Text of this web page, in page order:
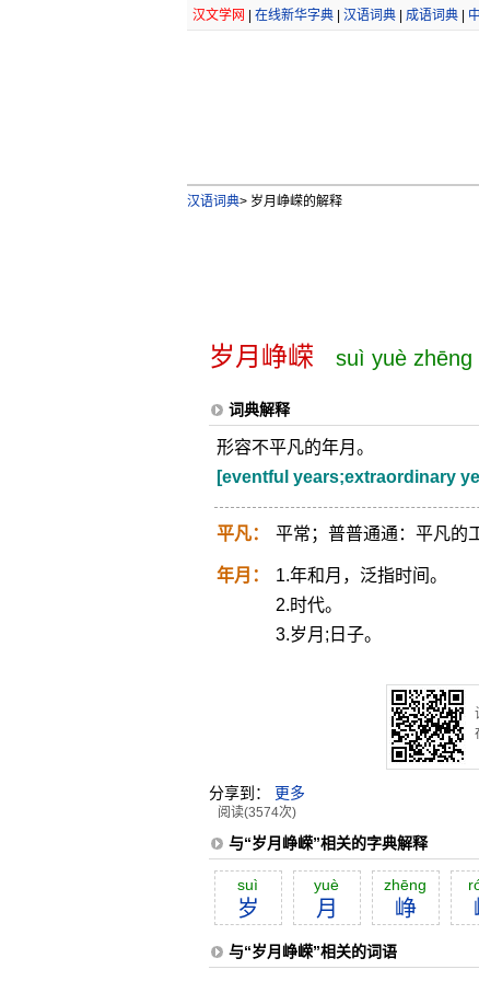
汉文学网 在线新华字典| 汉语词典| 成语词典|
汉语词典>岁月峥嵘的解释
岁月峥嵘 suì yuè zhēng
词典解释
形容不平凡的年月。
[eventful years;extraordinary
平凡： 平常；普普通通：平凡的
年月：
1.年和月，泛指时间。
2.时代。
3.岁月;日子。
分享到： 更多
阅读(3574次)
与“岁月峥嵘”相关的字典解释
suì
岁
yuè
月
zhēng
峥
与“岁月峥嵘”相关的词语